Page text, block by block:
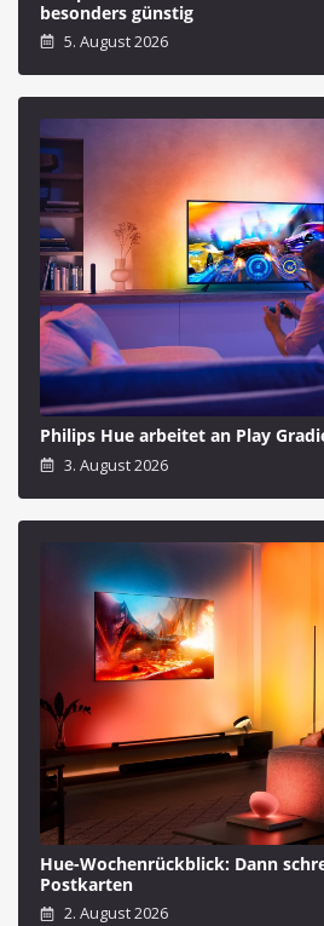
besonders günstig
5. August 2026
Philips Hue arbeitet an Play
3. August 2026
Hue-Wochenrückblick: Dann
Postkarten
2. August 2026